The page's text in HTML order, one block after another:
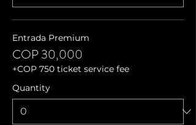
Entrada Premium
COP 30,000
+COP 750 ticket service fee
Quantity